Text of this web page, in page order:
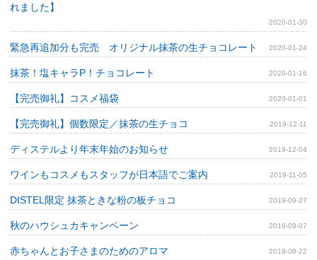
れました】
2020-01-30
緊急再追加分も完売 オリジナル抹茶の生チョコレート 2020-01-24
抹茶！塩キャラP！チョコレート 2020-01-16
【完売御礼】コスメ福袋 2020-01-01
【完売御礼】個数限定／抹茶の生チョコ 2019-12-11
ディステルより年末年始のお知らせ 2019-12-04
ワインもコスメもスタッフが日本語でご案内 2019-11-05
DISTEL限定 抹茶ときな粉の板チョコ 2019-09-27
秋のハウシュカキャンペーン 2019-09-07
赤ちゃんとお子さまのためのアロマ 2019-08-22